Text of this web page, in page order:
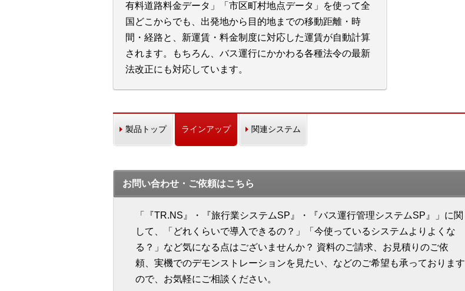
有料道路料金データ」「市区町村地点データ」を使って全
国どこからでも、出発地から目的地までの移動距離・時
間・経路と、新運賃・料金制度に対応した運賃が自動計算
されます。もちろん、バス運行にかかわる各種法令の最新
法改正にも対応しています。
製品トップ ラインアップ 関連システム
お問い合わせ・ご依頼はこちら
「『TR.NS』・『旅行業システムSP』・『バス運行管理システムSP』」に関
して、「どれくらいで導入できるの？」「今使っているシステムよりよくな
る？」など気になる点はございませんか？ 資料のご請求、お見積りのご依
頼、実機でのデモンストレーションを見たい、などのご希望も承っております
ので、お気軽にご相談ください。